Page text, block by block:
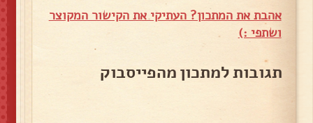
אהבת את המתכון? העתיקי את הקישור המקוצר
ושתפי :)
תגובות למתכון מהפייסבוק